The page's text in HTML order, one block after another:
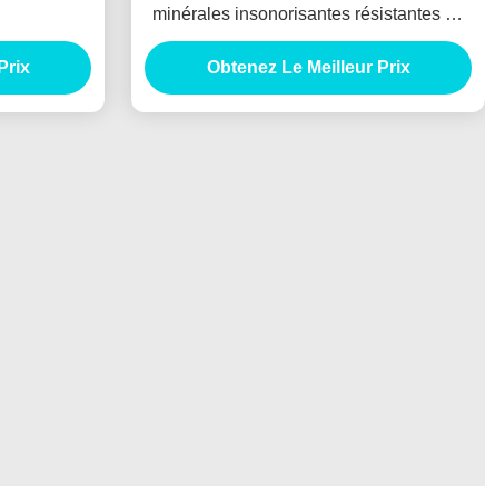
minérales insonorisantes résistantes au
feu
Obtenez Le Meilleur Prix